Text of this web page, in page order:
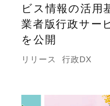
ビス情報の活用
業者版行政サー
を公開
リリース 行政DX